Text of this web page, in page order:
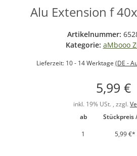
Alu Extension f
Artikelnummer:
Kategorie: aMbooo
Lieferzeit: 10 - 14 Werktage (DE -
5,99 €
inkl. 19% USt. , zzgl.
ab
Stückpreis
1
5,99 €*